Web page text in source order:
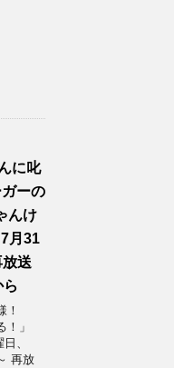
に叱
ーの
んけ
月31
送
！
！」​
、
再放